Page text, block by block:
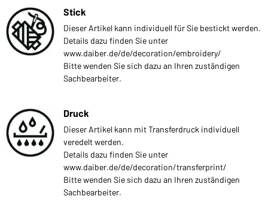
Stick
Dieser Artikel kann individuell für Sie bestickt werden.
Details dazu finden Sie unter
www.daiber.de/de/decoration/embroidery/
Bitte wenden Sie sich dazu an Ihren zuständigen
Sachbearbeiter.
Druck
Dieser Artikel kann mit Transferdruck individuell
veredelt werden.
Details dazu finden Sie unter
www.daiber.de/de/decoration/transferprint/
Bitte wenden Sie sich dazu an Ihren zuständigen
Sachbearbeiter.